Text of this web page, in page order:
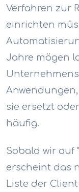
Verfahren zur
einrichten
Jahre mögen
sie ersetzt
häufig.
Sobald wir auf
erscheint das
Liste der